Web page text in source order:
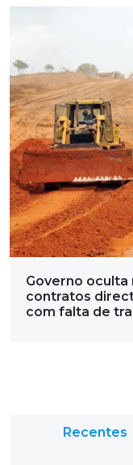
Governo
contratos
com falta de
Recentes